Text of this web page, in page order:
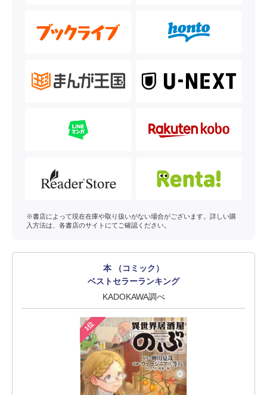
※書店によって現在在庫や取り扱いがない場合がございます。詳しい購
入方法は、各書店のサイトにてご確認ください。
本 （コミック）
ベストセラーランキング
KADOKAWA調べ
1位